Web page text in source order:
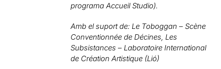
programa Accueil Studio).
Amb el suport de: Le Toboggan – Scène
Conventionnée de Décines, Les
Subsistances – Laboratoire International
de Création Artistique (Lió)